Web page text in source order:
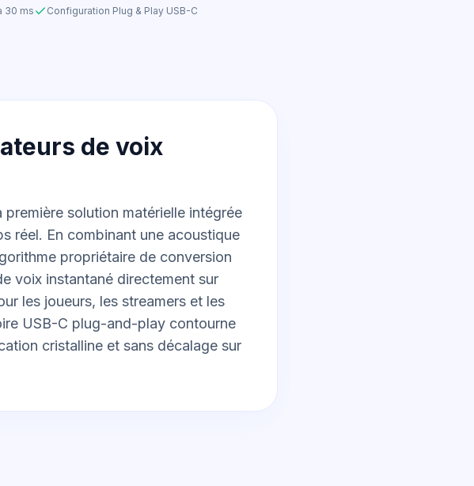
30 ms Configuration Plug & Play USB-C
de voix
solution matérielle intégrée
réel. En combinant une acoustique
propriétaire de conversion
voix instantané directement sur
les joueurs, les streamers et les
USB-C plug-and-play contourne
cristalline et sans décalage sur